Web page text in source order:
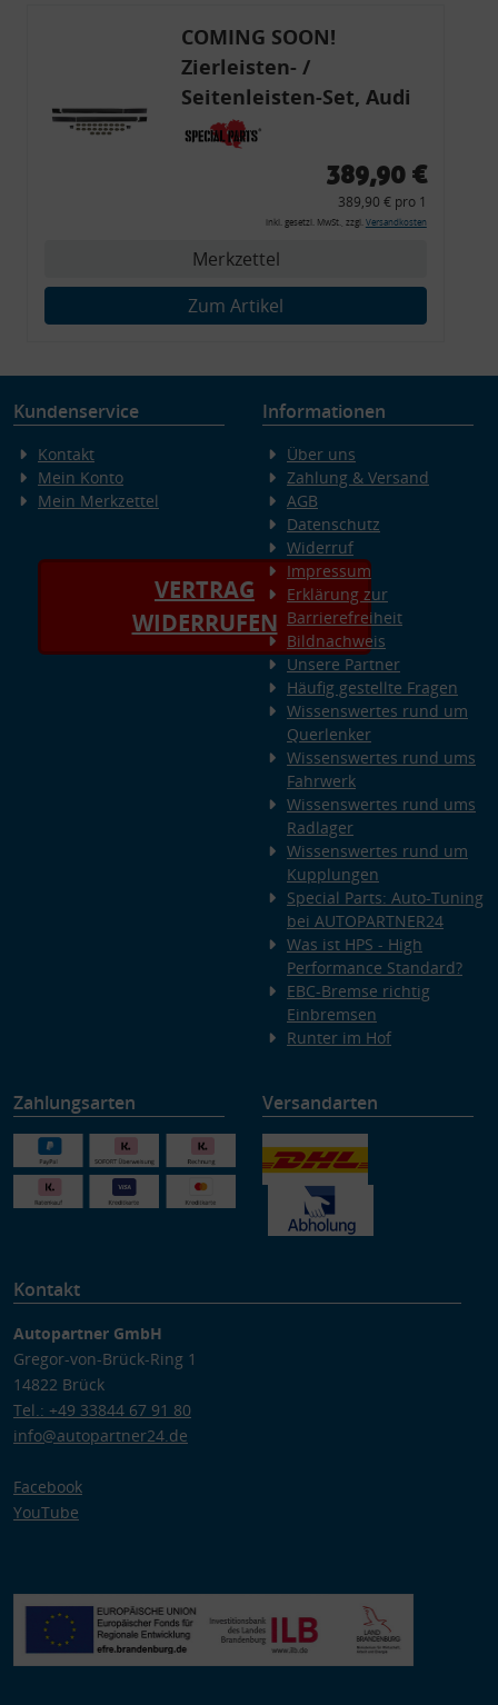
COMING SOON!
Zierleisten- /
Seitenleisten-Set, Audi
80 Cabrio, Coupe, S2, (6x
Zierleiste, 2x Kappe,
Montagewerkzeug)
389,90 €
389,90 € pro 1
inkl. gesetzl. MwSt., zzgl. Versandkosten
Merkzettel
Zum Artikel
Kundenservice
Kontakt
Mein Konto
Mein Merkzettel
VERTRAG
WIDERRUFEN
Informationen
Über uns
Zahlung & Versand
AGB
Datenschutz
Widerruf
Impressum
Erklärung zur
Barrierefreiheit
Bildnachweis
Unsere Partner
Häufig gestellte Fragen
Wissenswertes rund um
Querlenker
Wissenswertes rund ums
Fahrwerk
Wissenswertes rund ums
Radlager
Wissenswertes rund um
Kupplungen
Special Parts: Auto-Tuning
bei AUTOPARTNER24
Was ist HPS - High
Performance Standard?
EBC-Bremse richtig
Einbremsen
Runter im Hof
Zahlungsarten Versandarten
Kontakt
Autopartner GmbH
Gregor-von-Brück-Ring 1
14822 Brück
Tel.: +49 33844 67 91 80
info@autopartner24.de
Facebook
YouTube